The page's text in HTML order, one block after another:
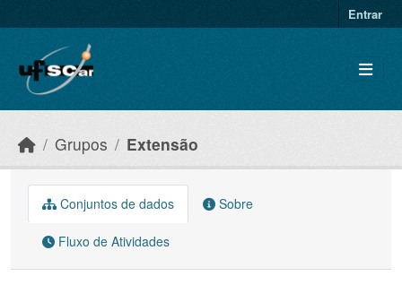
Entrar
Grupos Extensão
Conjuntos de dados Sobre
Fluxo de Atividades